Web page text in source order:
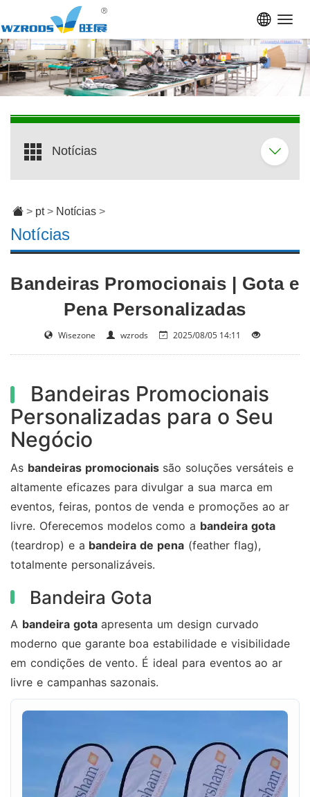
Notícias
> pt> Notícias >
Bandeiras Promocionais | Gota e
Pena Personalizadas
Wisezone wzrods 2025/08/05 14:11
Bandeiras Promocionais
Personalizadas para o Seu
Negócio
As bandeiras promocionaissão soluções versáteis e
altamente eficazes para divulgar a sua marca em
eventos, feiras, pontos de venda e promoções ao ar
livre. Oferecemos modelos como a bandeira gota
(teardrop) e a bandeira de pena (feather flag),
totalmente personalizáveis.
Bandeira Gota
A bandeira gotaapresenta um design curvado
moderno que garante boa estabilidade e visibilidade
em condições de vento. É ideal para eventos ao ar
livre e campanhas sazonais.
Notícias